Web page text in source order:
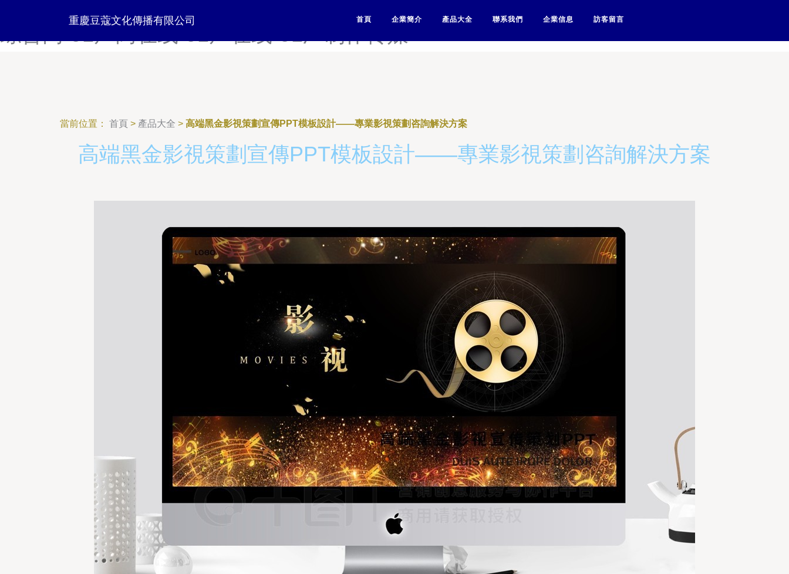
91插插视频-91插插网站-91插插一区二区-91插插影城-91插视频-91插在线视频-91插
重慶豆蔻文化傳播有限公司 首頁 企業簡介 產品大全 聯系我們 企業信息 訪客留言
當前位置： 首頁 > 產品大全 > 高端黑金影視策劃宣傳PPT模板設計——專業影視策劃咨詢解決方案
高端黑金影視策劃宣傳PPT模板設計——專業影視策劃咨詢解決方案